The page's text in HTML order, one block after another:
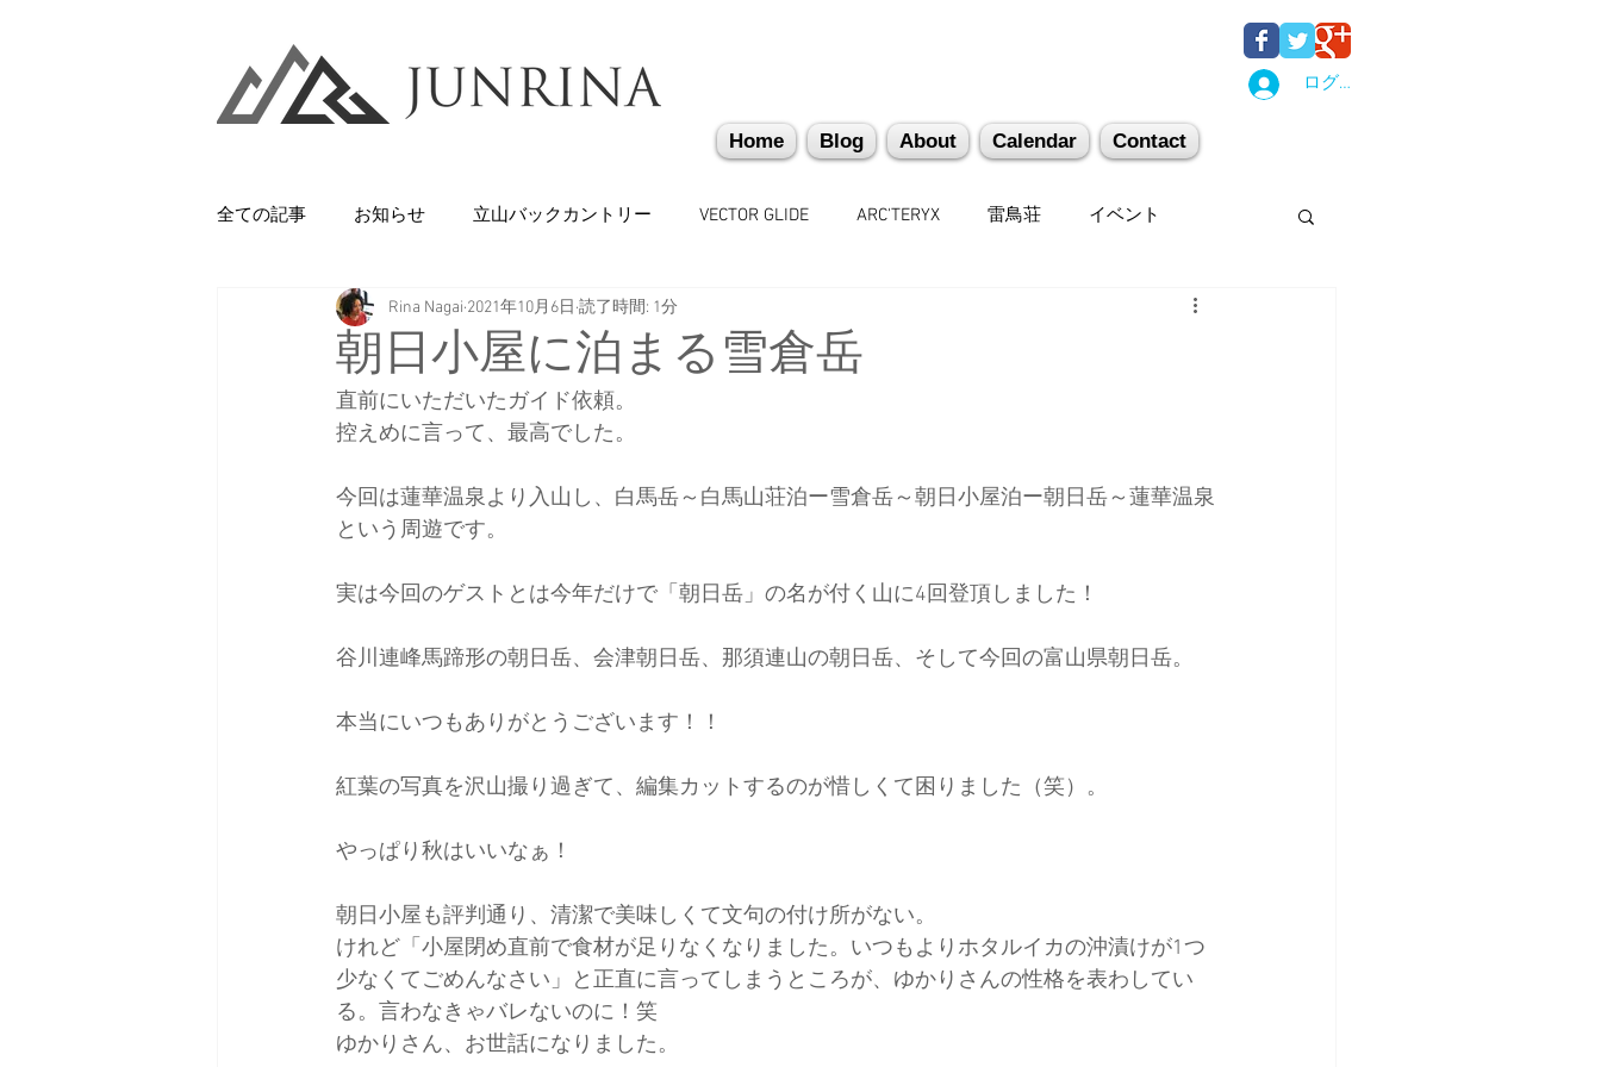
ログイン
Home Blog About Calendar Contact
全ての記事 お知らせ 立山バックカントリー VECTOR GLIDE ARC'TERYX 雷鳥荘 イベント
Backcountry 八甲田山 かぐらバックカントリー
石井スポーツ 休日 美味しいもの
剱岳・立山連峰 西上州の山々 日本雪崩ネットワーク 雪崩業務従事者 かぐらスキー場 スキー
日本バックカントリースキーガイド協会 中央アルプス 展示会 Sweet Protection
朝日小屋に泊まる雪倉岳
Rina Nagai 2021年10月6日 読了時間: 1分
直前にいただいたガイド依頼。
控えめに言って、最高でした。
今回は蓮華温泉より入山し、白馬岳～白馬山荘泊ー雪倉岳～朝日小屋泊ー朝日岳～蓮華温泉
という周遊です。
実は今回のゲストとは今年だけで「朝日岳」の名が付く山に4回登頂しました！
谷川連峰馬蹄形の朝日岳、会津朝日岳、那須連山の朝日岳、そして今回の富山県朝日岳。
本当にいつもありがとうございます！！
紅葉の写真を沢山撮り過ぎて、編集カットするのが惜しくて困りました（笑）。
やっぱり秋はいいなぁ！
朝日小屋も評判通り、清潔で美味しくて文句の付け所がない。
けれど「小屋閉め直前で食材が足りなくなりました。いつもよりホタルイカの沖漬けが1つ
少なくてごめんなさい」と正直に言ってしまうところが、ゆかりさんの性格を表わしてい
る。言わなきゃバレないのに！笑
ゆかりさん、お世話になりました。